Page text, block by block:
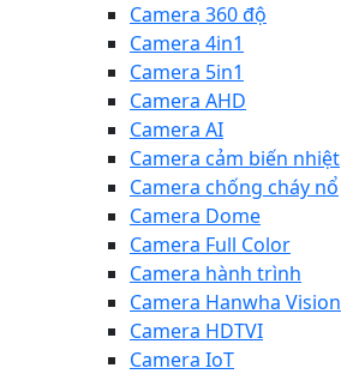
Camera 360 độ
Camera 4in1
Camera 5in1
Camera AHD
Camera AI
Camera cảm biến nhiệt
Camera chống cháy nổ
Camera Dome
Camera Full Color
Camera hành trình
Camera Hanwha Vision
Camera HDTVI
Camera IoT